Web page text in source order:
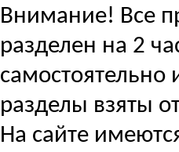
Внимание! Все
разделен на 2
самостоятельно
разделы взяты
На сайте